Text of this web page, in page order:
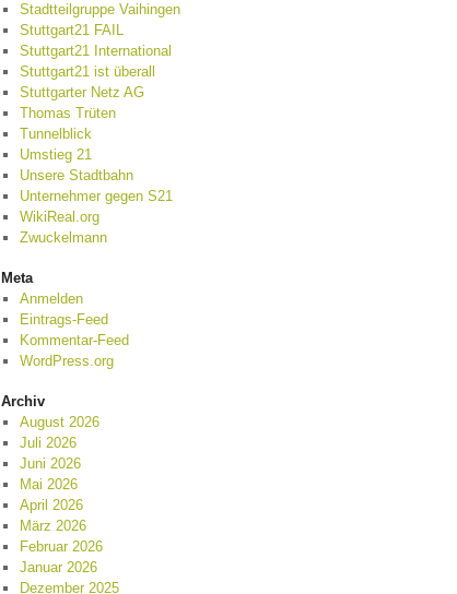
Stadtteilgruppe Vaihingen
Stuttgart21 FAIL
Stuttgart21 International
Stuttgart21 ist überall
Stuttgarter Netz AG
Thomas Trüten
Tunnelblick
Umstieg 21
Unsere Stadtbahn
Unternehmer gegen S21
WikiReal.org
Zwuckelmann
Meta
Anmelden
Eintrags-Feed
Kommentar-Feed
WordPress.org
Archiv
August 2026
Juli 2026
Juni 2026
Mai 2026
April 2026
März 2026
Februar 2026
Januar 2026
Dezember 2025